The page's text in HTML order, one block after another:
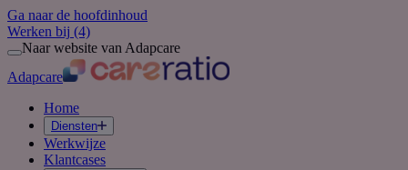
Ga naar de hoofdinhoud
Werken bij (4)
Naar website van Adapcare
Adapcare
Home
Diensten
Werkwijze
Klantcases